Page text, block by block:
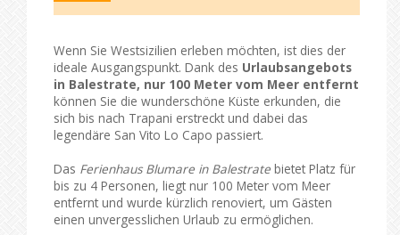
Wenn Sie Westsizilien erleben möchten, ist dies der
ideale Ausgangspunkt. Dank des Urlaubsangebots
in Balestrate, nur 100 Meter vom Meer entfernt
können Sie die wunderschöne Küste erkunden, die
sich bis nach Trapani erstreckt und dabei das
legendäre San Vito Lo Capo passiert.
Das Ferienhaus Blumare in Balestrate bietet Platz für
bis zu 4 Personen, liegt nur 100 Meter vom Meer
entfernt und wurde kürzlich renoviert, um Gästen
einen unvergesslichen Urlaub zu ermöglichen.